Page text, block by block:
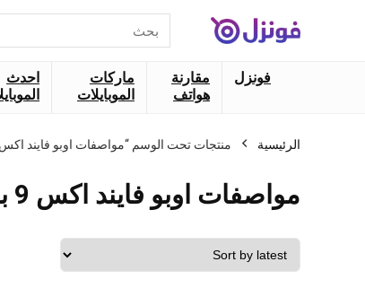
عن:
فونزل
مقارنة
هواتف
ماركات
الموبايلات
احدث
الرئيسية منتجات تحت الوسم “مواصفات اوبو فايند اكس 9 برو”
مواصفات اوبو فايند اكس 9 برو